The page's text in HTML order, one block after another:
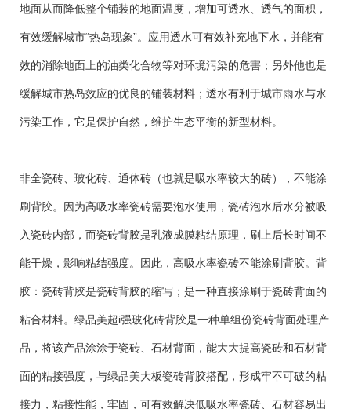
地面从而降低整个铺装的地面温度，增加可透水、透气的面积，
有效缓解城市“热岛现象”。应用透水可有效补充地下水，并能有
效的消除地面上的油类化合物等对环境污染的危害；另外他也是
缓解城市热岛效应的优良的铺装材料；透水有利于城市雨水与水
污染工作，它是保护自然，维护生态平衡的新型材料。
非全瓷砖、玻化砖、通体砖（也就是吸水率较大的砖），不能涂
刷背胶。因为高吸水率瓷砖需要泡水使用，瓷砖泡水后水分被吸
入瓷砖内部，而瓷砖背胶是乳液成膜粘结原理，刷上后长时间不
能干燥，影响粘结强度。因此，高吸水率瓷砖不能涂刷背胶。背
胶：瓷砖背胶是瓷砖背胶的缩写；是一种直接涂刷于瓷砖背面的
粘合材料。绿品美超i强玻化砖背胶是一种单组份瓷砖背面处理产
品，将该产品涂涂于瓷砖、石材背面，能大大提高瓷砖和石材背
面的粘接强度，与绿品美大板瓷砖背胶搭配，形成牢不可破的粘
接力，粘接性能，牢固，可有效解决低吸水率瓷砖、石材容易出